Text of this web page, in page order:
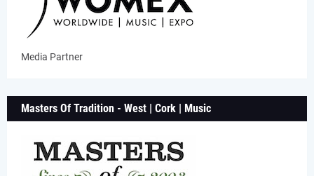
Media Partner
Masters Of Tradition - West | Cork | Music